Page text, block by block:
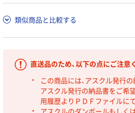
類似商品と比較する
直送品のため、以下の点にご注意
この商品には、アスクル発行
アスクル発行の納品書をご希
用履歴よりＰＤＦファイルに
アスクルのダンボールもしく